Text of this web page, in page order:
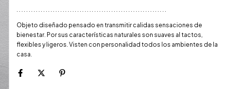
. . . . . . . . . . . . . . . . . . . . . . . . . . . . . . . . . . . . . . . . . . . . . . . . . . . . . . . . . . . . . .
Objeto diseñado pensado en transmitir calidas sensaciones de
bienestar. Por sus características naturales son suaves al tactos,
flexibles y ligeros. Visten con personalidad todos los ambientes de la
casa.